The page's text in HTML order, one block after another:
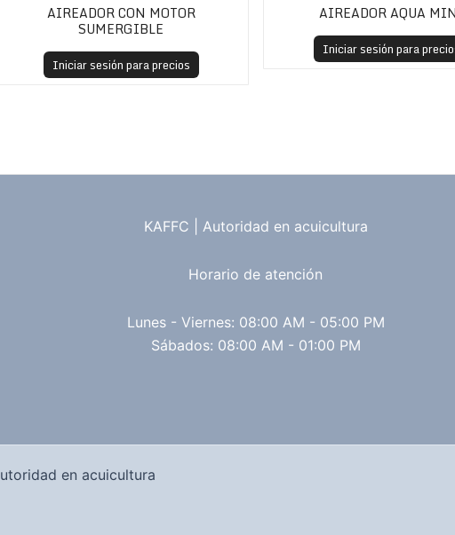
AIREADOR CON MOTOR
SUMERGIBLE
Iniciar sesión para precios
AIREADOR AQUA
Iniciar sesión para
KAFFC | Autoridad en acuicultura
Horario de atención
Lunes - Viernes: 08:00 AM - 05:00 PM
Sábados: 08:00 AM - 01:00 PM
en acuicultura